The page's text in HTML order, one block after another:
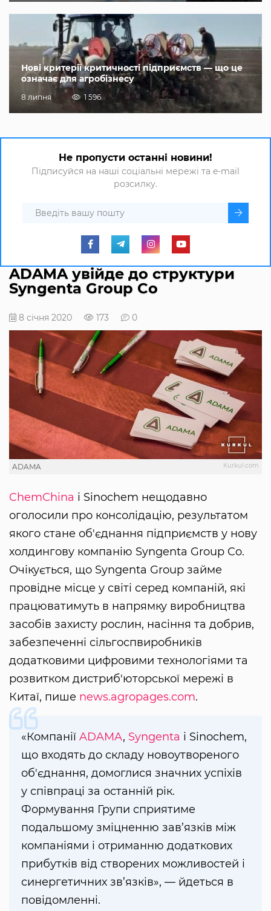
Нові критерії критичності підприємств — що це
означає для агробізнесу
8 липня 1 596
Не пропусти останні новини!
Підписуйся на наші соціальні мережі та e-mail
розсилку.
ADAMA увійде до структури
Syngenta Group Co
8 січня 2020 173 0
Kurkul.com
ADAMA
ChemChina і Sinochem нещодавно
оголосили про консолідацію, результатом
якого стане об'єднання підприємств у нову
холдингову компанію Syngenta Group Co.
Очікується, що Syngenta Group займе
провідне місце у світі серед компаній, які
працюватимуть в напрямку виробництва
засобів захисту рослин, насіння та добрив,
забезпеченні сільгоспвиробників
додатковими цифровими технологіями та
розвитком дистриб'юторської мережі в
Китаї, пише news.agropages.com.
«Компанії ADAMA, Syngenta і Sinochem,
що входять до складу новоутвореного
об'єднання, домоглися значних успіхів
у співпраці за останній рік.
Формування Групи сприятиме
подальшому зміцненню зав’язків між
компаніями і отриманню додаткових
прибутків від створених можливостей і
синергетичних зв’язків», — йдеться в
повідомленні.